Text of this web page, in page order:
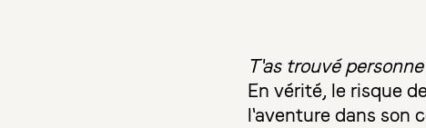
T'as trouvé
En vérité, le risque
l'aventure dans son